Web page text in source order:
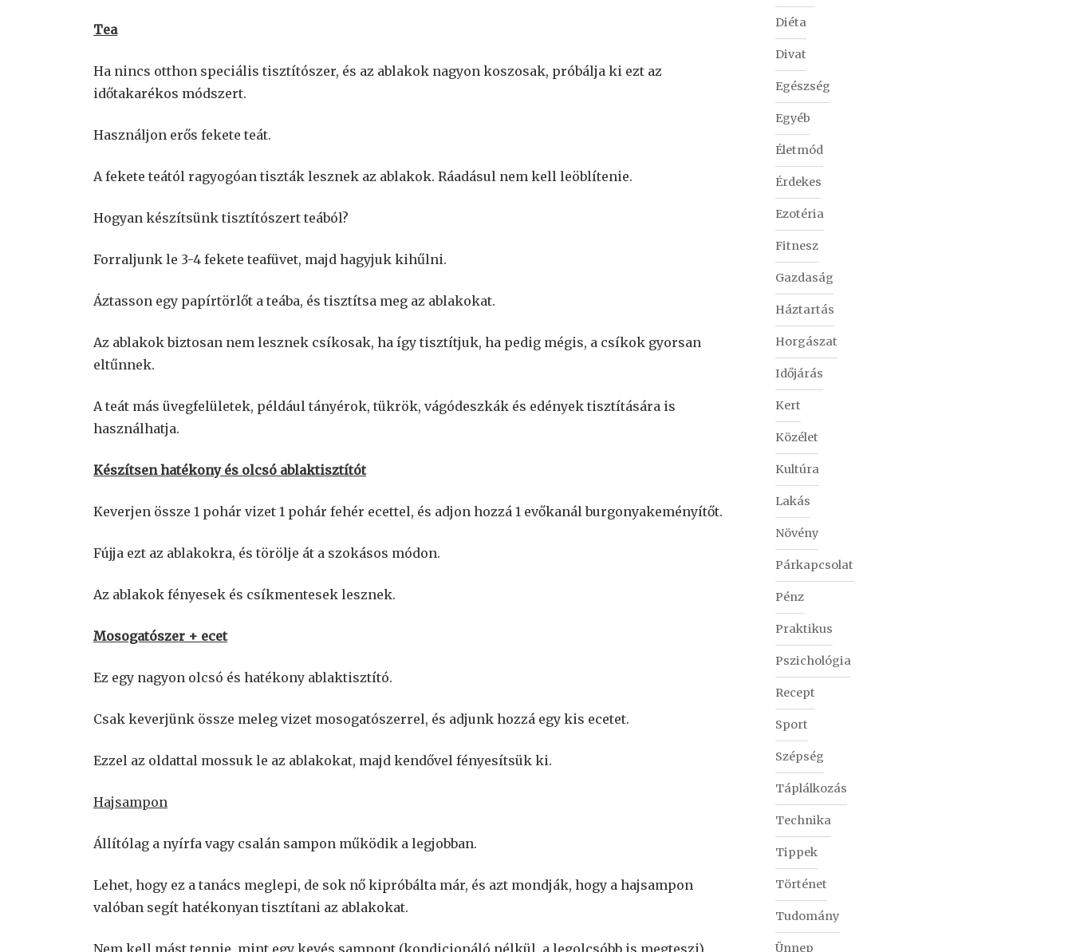
Tea
Ha nincs otthon speciális tisztítószer, és az ablakok nagyon koszosak, próbálja ki ezt az
időtakarékos módszert.
Használjon erős fekete teát.
A fekete teától ragyogóan tiszták lesznek az ablakok. Ráadásul nem kell leöblítenie.
Hogyan készítsünk tisztítószert teából?
Forraljunk le 3-4 fekete teafüvet, majd hagyjuk kihűlni.
Áztasson egy papírtörlőt a teába, és tisztítsa meg az ablakokat.
Az ablakok biztosan nem lesznek csíkosak, ha így tisztítjuk, ha pedig mégis, a csíkok gyorsan
eltűnnek.
A teát más üvegfelületek, például tányérok, tükrök, vágódeszkák és edények tisztítására is
használhatja.
Készítsen hatékony és olcsó ablaktisztítót
Keverjen össze 1 pohár vizet 1 pohár fehér ecettel, és adjon hozzá 1 evőkanál burgonyakeményítőt.
Fújja ezt az ablakokra, és törölje át a szokásos módon.
Az ablakok fényesek és csíkmentesek lesznek.
Mosogatószer + ecet
Ez egy nagyon olcsó és hatékony ablaktisztító.
Csak keverjünk össze meleg vizet mosogatószerrel, és adjunk hozzá egy kis ecetet.
Ezzel az oldattal mossuk le az ablakokat, majd kendővel fényesítsük ki.
Hajsampon
Állítólag a nyírfa vagy csalán sampon működik a legjobban.
Lehet, hogy ez a tanács meglepi, de sok nő kipróbálta már, és azt mondják, hogy a hajsampon
valóban segít hatékonyan tisztítani az ablakokat.
Nem kell mást tennie, mint egy kevés sampont (kondicionáló nélkül, a legolcsóbb is megteszi)
Diéta
Divat
Egészség
Egyéb
Életmód
Érdekes
Ezotéria
Fitnesz
Gazdaság
Háztartás
Horgászat
Időjárás
Kert
Közélet
Kultúra
Lakás
Növény
Párkapcsolat
Pénz
Praktikus
Pszichológia
Recept
Sport
Szépség
Táplálkozás
Technika
Tippek
Történet
Tudomány
Ünnep